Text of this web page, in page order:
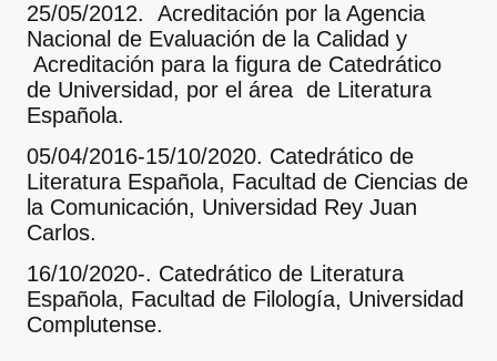
25/05/2012. Acreditación por la Agencia
Nacional de Evaluación de la Calidad y
Acreditación para la figura de Catedrático
de Universidad, por el área de Literatura
Española.
05/04/2016-15/10/2020. Catedrático de
Literatura Española, Facultad de Ciencias de
la Comunicación, Universidad Rey Juan
Carlos.
16/10/2020-. Catedrático de Literatura
Española, Facultad de Filología, Universidad
Complutense.